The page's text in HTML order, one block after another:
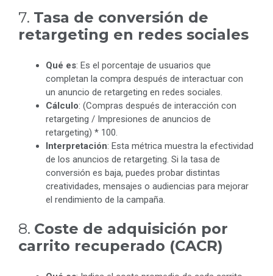
7. Tasa de conversión de
retargeting en redes sociales
Qué es: Es el porcentaje de usuarios que
completan la compra después de interactuar con
un anuncio de retargeting en redes sociales.
Cálculo: (Compras después de interacción con
retargeting / Impresiones de anuncios de
retargeting) * 100.
Interpretación: Esta métrica muestra la efectividad
de los anuncios de retargeting. Si la tasa de
conversión es baja, puedes probar distintas
creatividades, mensajes o audiencias para mejorar
el rendimiento de la campaña.
8. Coste de adquisición por
carrito recuperado (CACR)